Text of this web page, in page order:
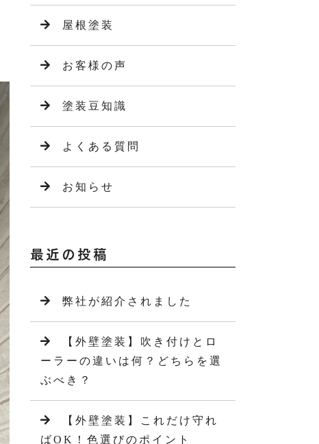
屋根塗装
お客様の声
塗装豆知識
よくある質問
お知らせ
最近の投稿
弊社が紹介されました
【外壁塗装】吹き付けとロ
ーラーの違いは何？どちらを選
ぶべき？
【外壁塗装】これだけ守れ
ばOK！色選びのポイント